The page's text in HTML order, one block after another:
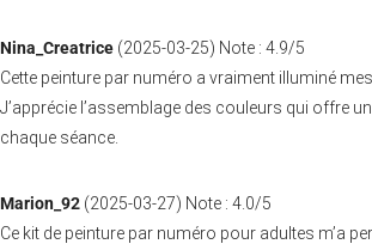
Nina_Creatrice (2025-03-25) Note : 4.9/5
Cette peinture par numéro a vraiment illuminé
J’apprécie l’assemblage des couleurs qui offre
chaque séance.
Marion_92 (2025-03-27) Note : 4.0/5
Ce kit de peinture par numéro pour adultes m’a